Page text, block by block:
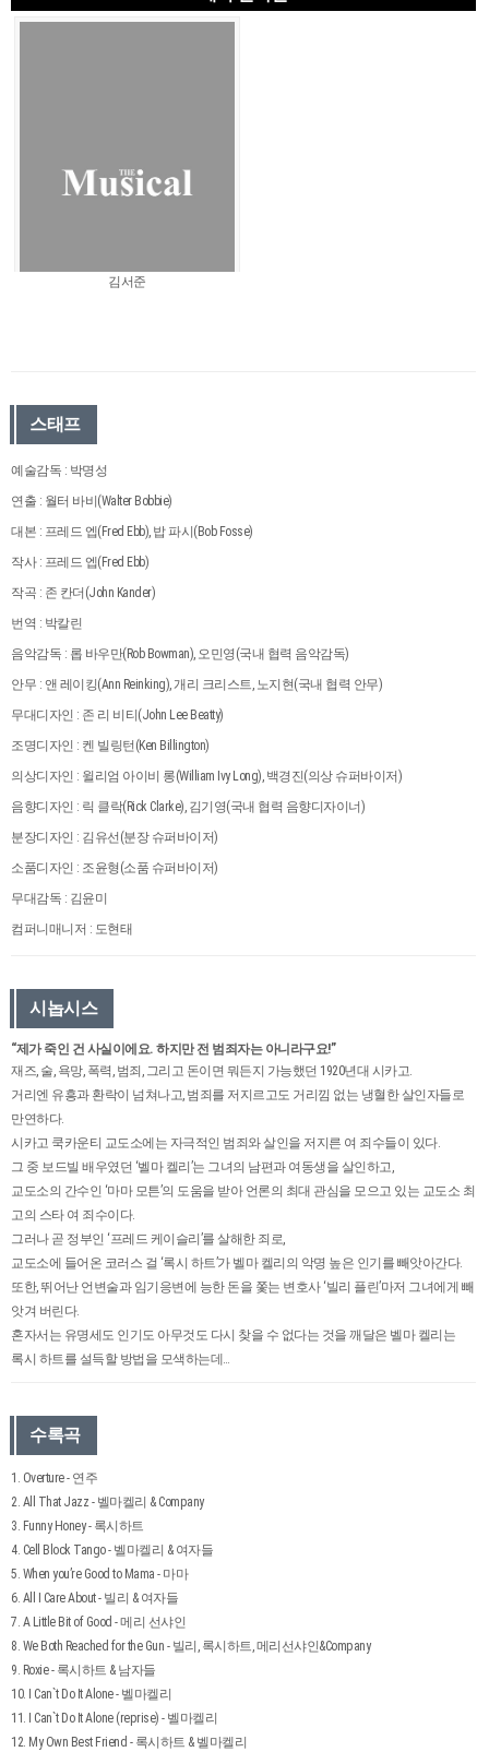
김서준
스태프
예술감독 : 박명성
연출 : 월터 바비(Walter Bobbie)
대본 : 프레드 엡(Fred Ebb), 밥 파시(Bob Fosse)
작사 : 프레드 엡(Fred Ebb)
작곡 : 존 칸더(John Kander)
번역 : 박칼린
음악감독 : 롭 바우만(Rob Bowman), 오민영(국내 협력 음악감독)
안무 : 앤 레이킹(Ann Reinking), 개리 크리스트, 노지현(국내 협력 안무)
무대디자인 : 존 리 비티(John Lee Beatty)
조명디자인 : 켄 빌링턴(Ken Billington)
의상디자인 : 윌리엄 아이비 롱(William Ivy Long), 백경진(의상 슈퍼바이저)
음향디자인 : 릭 클락(Rick Clarke), 김기영(국내 협력 음향디자이너)
분장디자인 : 김유선(분장 슈퍼바이저)
소품디자인 : 조윤형(소품 슈퍼바이저)
무대감독 : 김윤미
컴퍼니매니저 : 도현태
시놉시스
“제가 죽인 건 사실이에요. 하지만 전 범죄자는 아니라구요!”
재즈, 술, 욕망, 폭력, 범죄, 그리고 돈이면 뭐든지 가능했던 1920년대 시카고.
거리엔 유흥과 환락이 넘쳐나고, 범죄를 저지르고도 거리낌 없는 냉혈한 살인자들로
만연하다.
시카고 쿡카운티 교도소에는 자극적인 범죄와 살인을 저지른 여 죄수들이 있다.
그 중 보드빌 배우였던 ‘벨마 켈리’는 그녀의 남편과 여동생을 살인하고,
교도소의 간수인 ‘마마 모튼’의 도움을 받아 언론의 최대 관심을 모으고 있는 교도소 최
고의 스타 여 죄수이다.
그러나 곧 정부인 ‘프레드 케이슬리’를 살해한 죄로,
교도소에 들어온 코러스 걸 ‘록시 하트’가 벨마 켈리의 악명 높은 인기를 빼앗아간다.
또한, 뛰어난 언변술과 임기응변에 능한 돈을 쫓는 변호사 ‘빌리 플린’마저 그녀에게 빼
앗겨 버린다.
혼자서는 유명세도 인기도 아무것도 다시 찾을 수 없다는 것을 깨달은 벨마 켈리는
록시 하트를 설득할 방법을 모색하는데…
수록곡
1. Overture - 연주
2. All That Jazz - 벨마켈리 & Company
3. Funny Honey - 록시하트
4. Cell Block Tango - 벨마켈리 & 여자들
5. When you’re Good to Mama - 마마
6. All I Care About - 빌리 & 여자들
7. A Little Bit of Good - 메리 선샤인
8. We Both Reached for the Gun - 빌리, 록시하트, 메리선샤인&Company
9. Roxie - 록시하트 & 남자들
10. I Can`t Do It Alone - 벨마켈리
11. I Can`t Do It Alone (reprise) - 벨마켈리
12. My Own Best Friend - 록시하트 & 벨마켈리